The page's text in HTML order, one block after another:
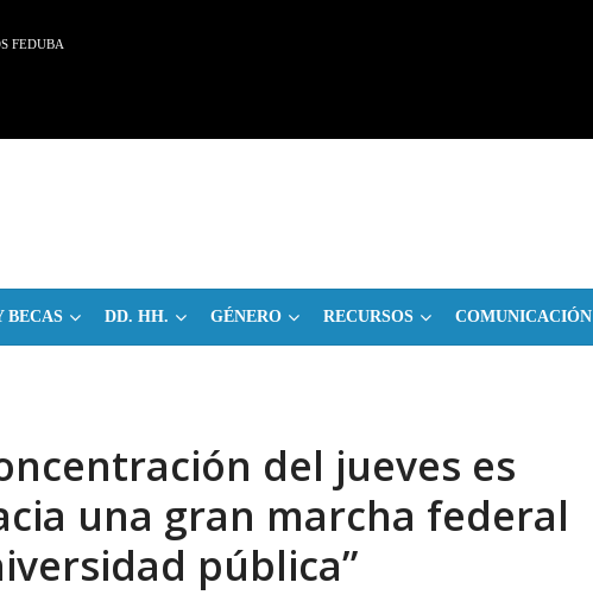
FEDUBA
BECAS DD. HH. GÉNERO RECURSOS COMUNICACIÓN
del jueves es
una gran marcha federal
pública”